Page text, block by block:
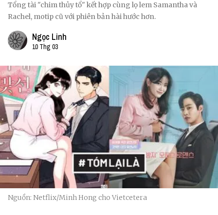
Tổng tài "chim thủy tổ" kết hợp cùng lọ lem Samantha và
Rachel, motip cũ với phiên bản hài hước hơn.
Ngọc Linh
10 Thg 03
Nguồn: Netflix/Minh Hong cho Vietcetera